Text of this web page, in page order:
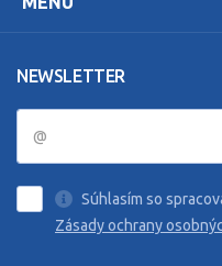
NEWSLETTER
Súhlasím so
Zásady ochrany